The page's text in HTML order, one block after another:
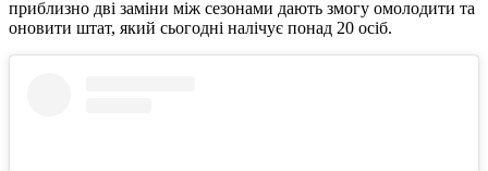
приблизно дві заміни між сезонами дають змогу омолодити та
оновити штат, який сьогодні налічує понад 20 осіб.